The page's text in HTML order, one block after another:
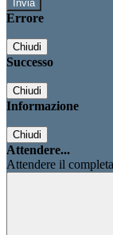
Errore
Chiudi
Successo
Chiudi
Informazione
Chiudi
Attendere...
Attendere il